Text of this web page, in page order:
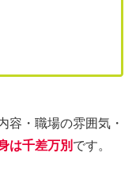
容・職場の雰囲気・
は千差万別 です。